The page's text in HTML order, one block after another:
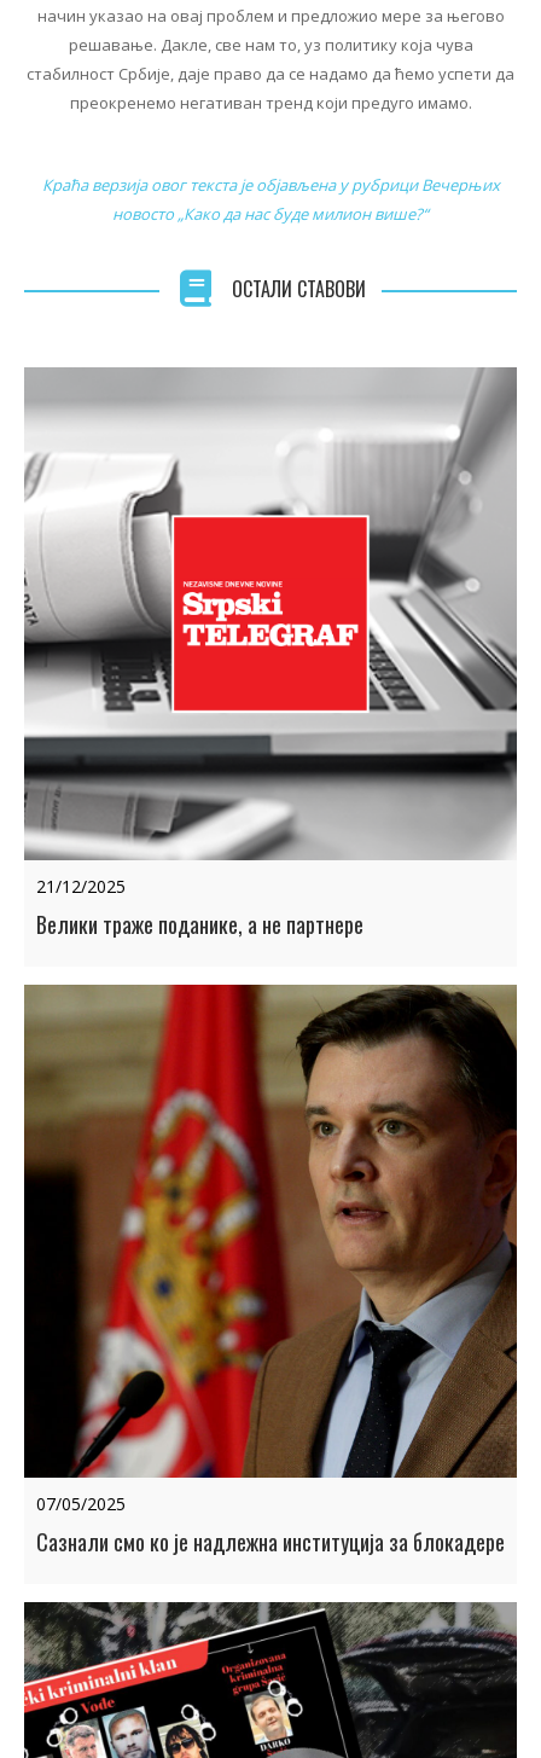
начин указао на овај проблем и предложио мере за његово
решавање. Дакле, све нам то, уз политику која чува
стабилност Србије, даје право да се надамо да ћемо успети да
преокренемо негативан тренд који предуго имамо.
Краћа верзија овог текста је објављена у рубрици Вечерњих
новосто „Како да нас буде милион више?“
ОСТАЛИ СТАВОВИ
21/12/2025
Велики траже поданике, а не партнере
07/05/2025
Сазнали смо ко је надлежна институција за блокадере